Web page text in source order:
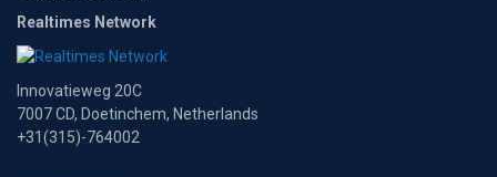
Realtimes Network
Innovatieweg 20C
7007 CD, Doetinchem, Netherlands
+31(315)-764002